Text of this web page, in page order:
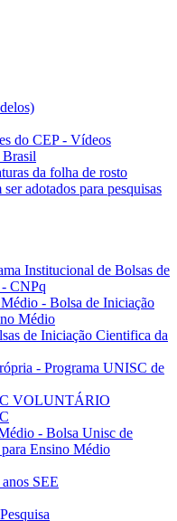
do CEP - Vídeos
Brasil
da folha de rosto
adotados para pesquisas
Institucional de Bolsas de
CNPq
- Bolsa de Iniciação
Médio
de Iniciação Cientifica da
- Programa UNISC de
VOLUNTÁRIO
- Bolsa Unisc de
Ensino Médio
SEE